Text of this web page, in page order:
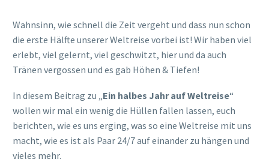
Wahnsinn, wie schnell die Zeit vergeht und dass nun schon
die erste Hälfte unserer Weltreise vorbei ist! Wir haben viel
erlebt, viel gelernt, viel geschwitzt, hier und da auch
Tränen vergossen und es gab Höhen & Tiefen!
In diesem Beitrag zu „ Ein halbes Jahr auf Weltreise“
wollen wir mal ein wenig die Hüllen fallen lassen, euch
berichten, wie es uns erging, was so eine Weltreise mit uns
macht, wie es ist als Paar 24/7 auf einander zu hängen und
vieles mehr.